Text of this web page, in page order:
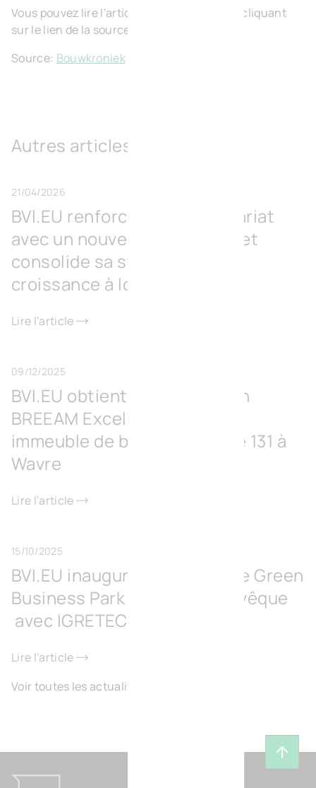
Vous pouvez lire l'article en néerlandais en cliquant
sur le lien de la source ci-dessous.
Source: Bouwkroniek
Autres articles
21/04/2026
BVI.EU renforce son actionnariat
avec un nouvel investisseur et
consolide sa stratégie de
croissance à long terme
Lire l'article
09/12/2025
BVI.EU obtient la certification
BREEAM Excellent pour son
immeuble de bureaux Europe 131 à
Wavre
Lire l'article
15/10/2025
BVI.EU inaugure le Surschiste Green
Business Park à Fontaine-l’Évêque
avec IGRETEC
Lire l'article
Voir toutes les actualités